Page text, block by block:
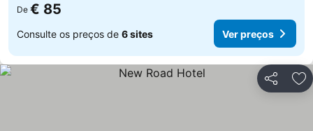
De € 85
Consulte os preços de 6 sites Ver preços
Partilhar